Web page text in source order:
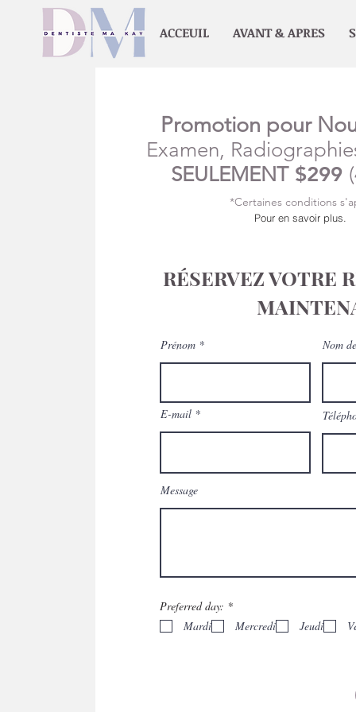
ACCEUIL AVANT & APRES
Promotion pour
Examen,
SEULEMENT$299
*Certaines conditions
Pour en savoir plus.
RÉSERVEZ VOTRE
Prénom
E-mail
Nom
Message
Preferred day: *O
Mardi Mercredi Jeudi